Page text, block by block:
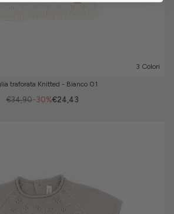
3 Colori
traforata Knitted - Bianco 01
-30%
€34,90 €24,43